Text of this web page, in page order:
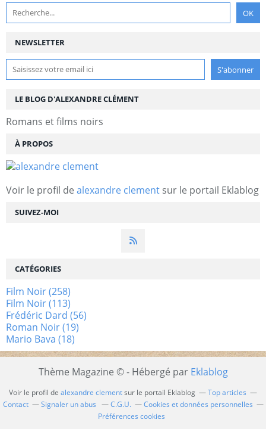
NEWSLETTER
SUIVEZ-MOI
LE BLOG D'ALEXANDRE CLÉMENT
Romans et films noirs
À PROPOS
Voir le profil de alexandre clement sur le portail Eklablog
CATÉGORIES
Film Noir(258)
Film Noir(113)
Frédéric Dard (56)
Roman Noir(19)
Mario Bava (18)
Thème Magazine © - Hébergé par Eklablog
Voir le profil de alexandre clementsur le portail Eklablog
Top articles
Contact
Signaler un abus C.G.U.
Cookies et données personnelles
Préférences cookies